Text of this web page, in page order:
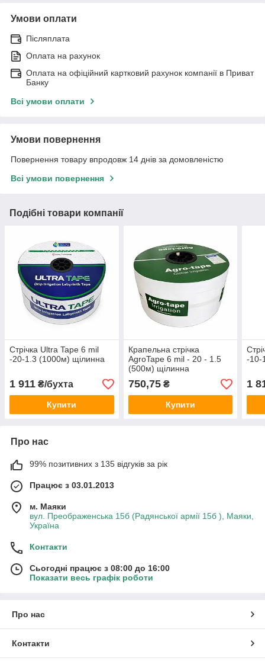
Умови оплати
Післяплата
Оплата на рахунок
Оплата на офіційний картковий рахунок компанії в Приват
Банку
Всі умови оплати
Умови повернення
Повернення товару впродовж 14 днів за домовленістю
Всі умови повернення
Подібні товари компанії
Стрічка Ultra Tape 6 mil
-20-1.3 (1000м) щілинна
1 911 ₴/бухта
Купити
Крапельна стрічка
AgroTape 6 mil - 20 - 1.5
(500м) щілинна
750,75₴
Купити
-10-
1
Про нас
99% позитивних з 135 відгуків за рік
Працює з 03.01.2013
м. Маяки
вул. Преображенська 15б (Радянської армії 15б ), Маяки,
Україна
Контакти
Сьогодні працює з 08:00 до 16:00
Показати весь графік роботи
Про нас
Контакти